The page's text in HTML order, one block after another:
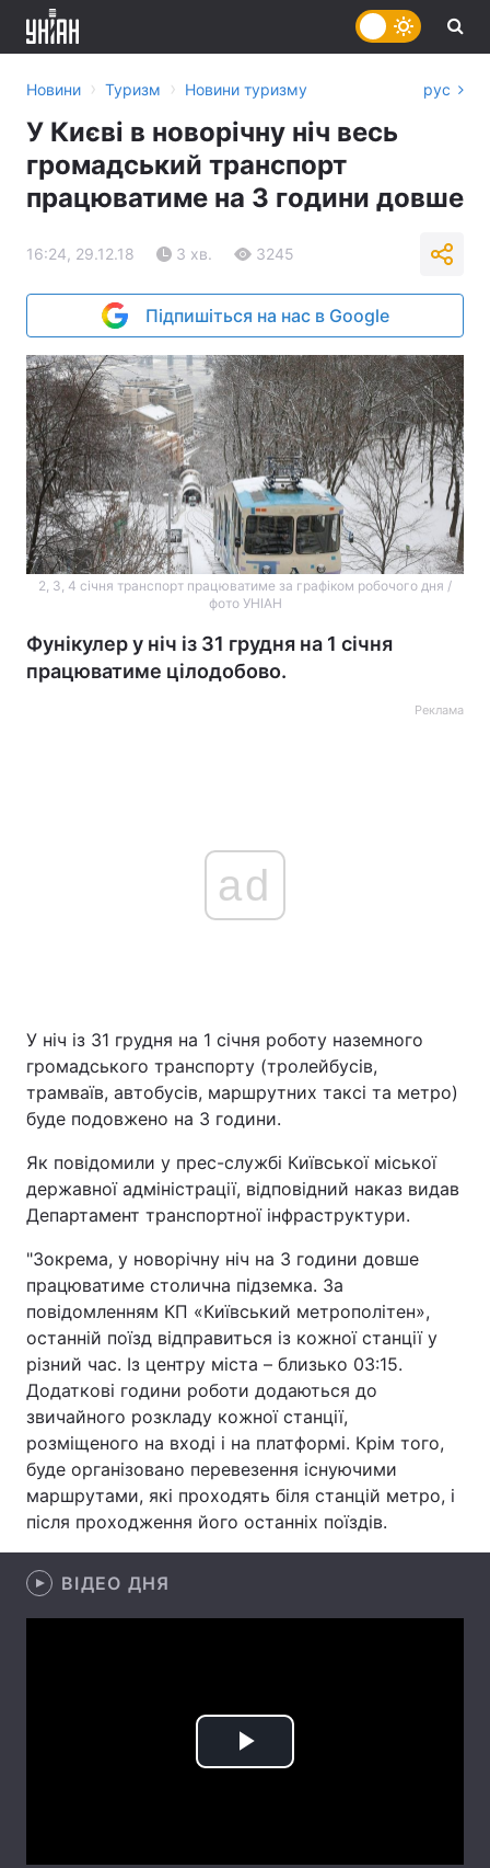
Головна Війна
Україна Політика
Економіка Світ
Спорт Наука
Техно і зв'язок Лайт
Зброя Інциденти
Здоров'я Туризм
Цікавинки Погода
Регіони
Лонгріди
Відео з Youtube
Інтерв'ю Думки
Новини › Туризм › Новини туризму рус
У Києві в новорічну ніч весь
громадський транспорт
працюватиме на 3 години довше
16:24, 29.12.18 3 хв. 3245
Підпишіться на нас в Google
2, 3, 4 січня транспорт працюватиме за графіком робочого дня /
фото УНІАН
Фунікулер у ніч із 31 грудня на 1 січня
працюватиме цілодобово.
Реклама
ad
У ніч із 31 грудня на 1 січня роботу наземного
громадського транспорту (тролейбусів,
трамваїв, автобусів, маршрутних таксі та метро)
буде подовжено на 3 години.
Як повідомили у прес-службі Київської міської
державної адміністрації, відповідний наказ видав
Департамент транспортної інфраструктури.
"Зокрема, у новорічну ніч на 3 години довше
працюватиме столична підземка. За
повідомленням КП «Київський метрополітен»,
останній поїзд відправиться із кожної станції у
різний час. Із центру міста – близько 03:15.
Додаткові години роботи додаються до
звичайного розкладу кожної станції,
розміщеного на вході і на платформі. Крім того,
буде організовано перевезення існуючими
маршрутами, які проходять біля станцій метро, і
після проходження його останніх поїздів.
ВІДЕО ДНЯ
Play